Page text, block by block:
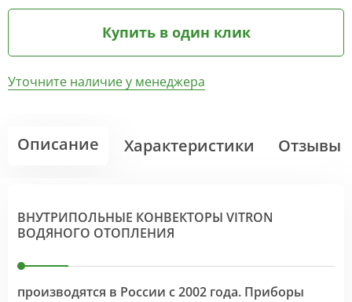
Купить в один клик
Уточните наличие у менеджера
Описание Характеристики Отзывы
ВНУТРИПОЛЬНЫЕ КОНВЕКТОРЫ VITRON
ВОДЯНОГО ОТОПЛЕНИЯ
производятся в России с 2002 года. Приборы